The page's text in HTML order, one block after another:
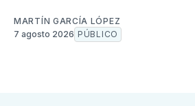
MARTÍN GARCÍA LÓPEZ
7 agosto 2026 PÚBLICO